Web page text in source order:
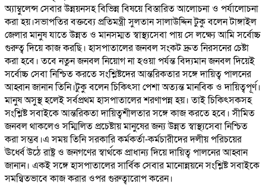
অ্যাম্বুলেন্স সেবার উন্নয়নসহ বিভিন্ন বিষয়ে বিস্তারিত আলোচনা ও পর্যালোচনা
করা হয়।সভাপতির বক্তব্যে প্রতিমন্ত্রী সুলতান সালাউদ্দিন টুকু বলেন টাঙ্গাইল
জেলার মানুষ যাতে উন্নত ও মানসম্মত স্বাস্থ্যসেবা পায় সে লক্ষ্যে আমি সর্বোচ্চ
গুরুত্ব দিয়ে কাজ করছি। হাসপাতালের জনবল সংকট দ্রুত নিরসনের চেষ্টা
করা হবে। তবে নতুন জনবল নিয়োগ না হওয়া পর্যন্ত বিদ্যমান জনবল দিয়েই
সর্বোচ্চ সেবা নিশ্চিত করতে সংশ্লিষ্টদের আন্তরিকতার সঙ্গে দায়িত্ব পালনের
আহ্বান জানান তিনি।টুকু বলেন চিকিৎসা পেশা অত্যন্ত মানবিক ও দায়িত্বপূর্ণ।
মানুষ অসুস্থ হলেই সর্বপ্রথম হাসপাতালের শরণাপন্ন হয়। তাই চিকিৎসকসহ
সংশ্লিষ্ট সবাইকে আন্তরিকতা দায়িত্বশীলতার সঙ্গে কাজ করতে হবে। সীমিত
জনবল থাকলেও সম্মিলিত প্রচেষ্টায় মানুষের জন্য উন্নত স্বাস্থ্যসেবা নিশ্চিত
করা সম্ভব।এ সময় তিনি সরকারি কর্মকর্তা-কর্মচারীদের দলীয় পরিচয়ের
ঊর্ধ্বে উঠে রাষ্ট্র ও জনগণের স্বার্থকে প্রাধান্য দিয়ে দায়িত্ব পালনের আহ্বান
জানান। একই সঙ্গে হাসপাতালের সার্বিক সেবার মানোন্নয়নে সংশ্লিষ্ট সবাইকে
সমন্বিতভাবে কাজ করার ওপর গুরুত্বারোপ করেন।